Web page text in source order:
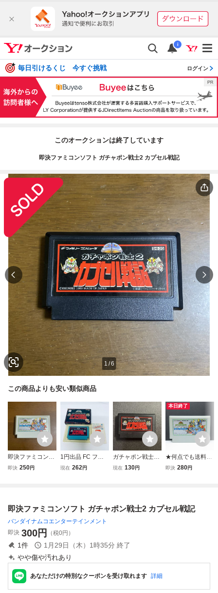
i
毎日引けるくじ 今すぐ挑戦 ログイン
このオークションは終了しています
即決ファミコンソフト ガチャポン戦士2 カプセル戦記
1/6
この商品よりも安い類似商品
即決ファミコンソ
フト ガチャポン戦
即決 250円
1円出品 FC ファ
ミコン SDガンダ
確認済
現在 262円
ガチャポン戦士2
カプセル戦記 ガン
ジャンク扱い
現在 130円
本日終了
★何点でも送料１
８５円★ ガチャポ
即決 280円
即決ファミコンソフト ガチャポン戦士2 カプセル戦記
バンダイナムコエンターテインメント
即決 300円 （税0円）
1件 1月29日（木）1時35分 終了
やや傷や汚れあり
あなただけの特別なクーポンを受け取れます 詳細